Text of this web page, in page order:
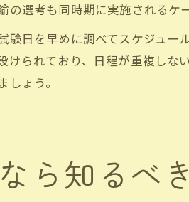
選考も同時期に実施されるケ
日を早めに調べてスケジュー
られており、日程が重複しな
ょう。
ら知るべ